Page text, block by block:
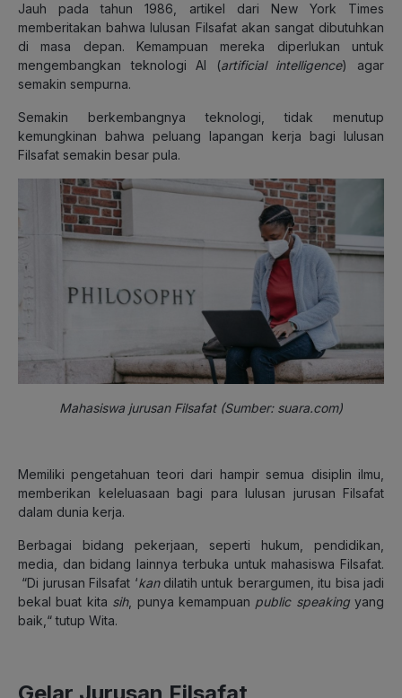
Jauh pada tahun 1986, artikel dari New York Times
memberitakan bahwa lulusan Filsafat akan sangat dibutuhkan
di masa depan. Kemampuan mereka diperlukan untuk
mengembangkan teknologi AI (artificial intelligence) agar
semakin sempurna.
Semakin berkembangnya teknologi, tidak menutup
kemungkinan bahwa peluang lapangan kerja bagi lulusan
Filsafat semakin besar pula.
Mahasiswa jurusan Filsafat (Sumber: suara.com)
Memiliki pengetahuan teori dari hampir semua disiplin ilmu,
memberikan keleluasaan bagi para lulusan jurusan Filsafat
dalam dunia kerja.
Berbagai bidang pekerjaan, seperti hukum, pendidikan,
media, dan bidang lainnya terbuka untuk mahasiswa Filsafat.
“Di jurusan Filsafat ‘kandilatih untuk berargumen, itu bisa jadi
bekal buat kita sih, punya kemampuan public speaking yang
baik,“ tutup Wita.